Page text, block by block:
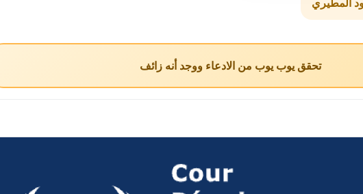
تحقق يوب يوب من الادعاء ووجد أنه زائف